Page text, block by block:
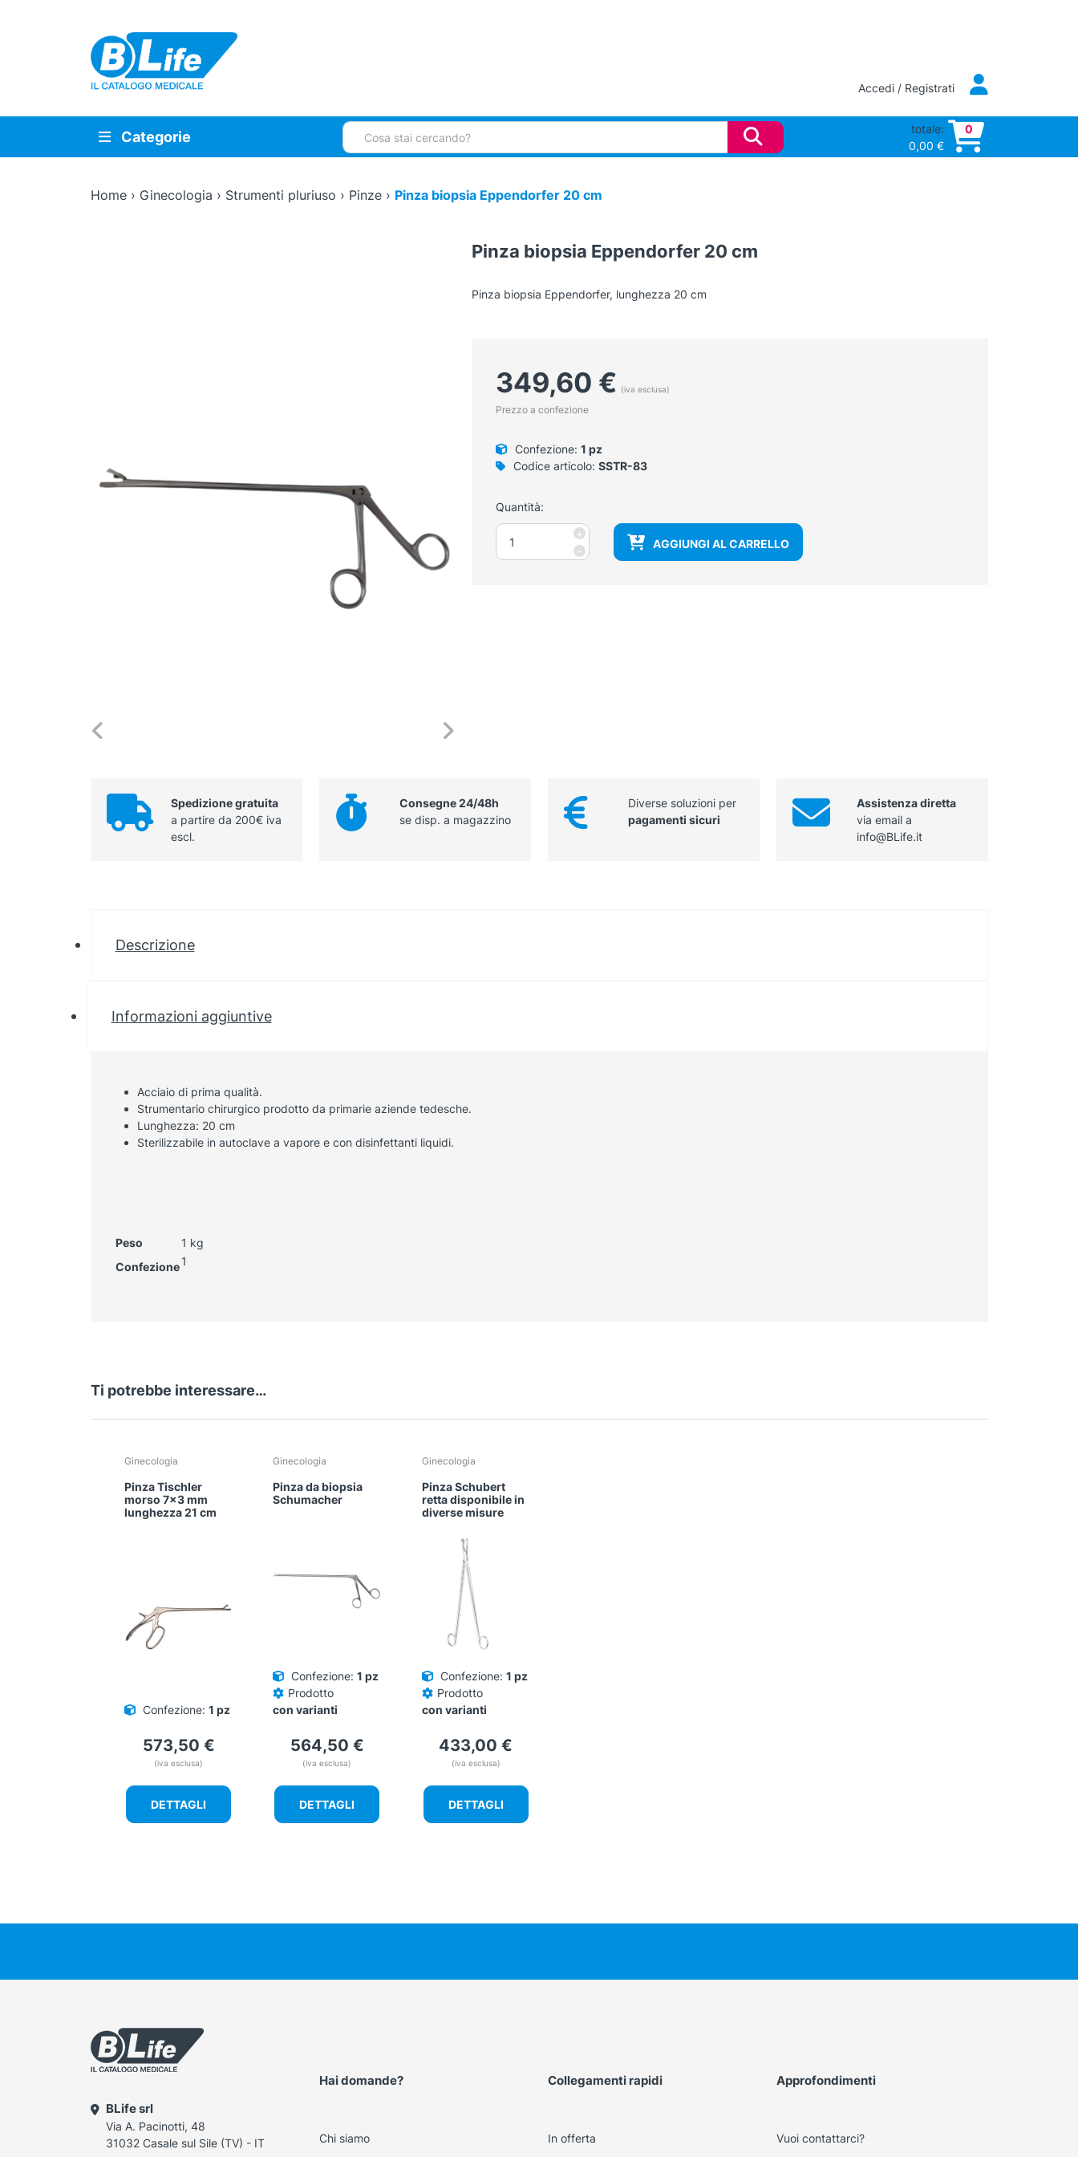
Vai al contenuto principale
Accedi / Registrati
Categorie
totale:
0,00 €
0
Cerca:
Home› Ginecologia › Strumenti pluriuso › Pinze› Pinza biopsia Eppendorfer 20 cm
Pinza biopsia Eppendorfer 20 cm
Pinza biopsia Eppendorfer, lunghezza 20 cm
349,60 € (iva esclusa)
Prezzo a confezione
Confezione: 1 pz
Codice articolo: SSTR-83
Quantità:
-
Pinza
biopsia
Eppendorfer
+
AGGIUNGI AL CARRELLO
Spedizione gratuita
a partire da 200€ iva
escl.
Consegne 24/48h
se disp. a magazzino
Diverse soluzioni per
pagamenti sicuri
Assistenza diretta
via email a
info@BLife.it
Descrizione
Informazioni aggiuntive
Acciaio di prima qualità.
Strumentario chirurgico prodotto da primarie aziende tedesche.
Lunghezza: 20 cm
Sterilizzabile in autoclave a vapore e con disinfettanti liquidi.
Peso
1 kg
Confezione 1
Ti potrebbe interessare…
Ginecologia
Pinza Tischler
morso 7×3 mm
lunghezza 21 cm
Confezione: 1 pz
573,50 €
(iva esclusa)
DETTAGLI
Ginecologia
Pinza da biopsia
Schumacher
Confezione: 1 pz
Prodotto
con varianti
564,50 €
(iva esclusa)
DETTAGLI
Ginecologia
Pinza Schubert
retta disponibile in
diverse misure
Confezione: 1 pz
Prodotto
con varianti
433,00€
(iva esclusa)
DETTAGLI
BLife srl
Via A. Pacinotti, 48
31032 Casale sul Sile (TV) - IT
Hai domande?
Chi siamo
Collegamenti rapidi
In offerta
Approfondimenti
Vuoi contattarci?